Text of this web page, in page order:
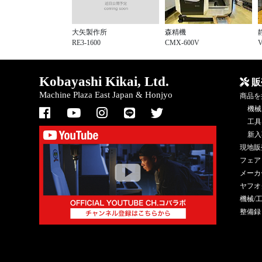
大矢製作所
RE3-1600
森精機
CMX-600V
Kobayashi Kikai, Ltd.
Machine Plaza East Japan & Honjyo
販
商品
機械
工具
新
現地
フェ
メー
ヤフ
機械/
整備録